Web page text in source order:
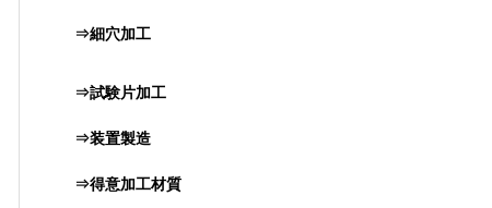
⇒細穴加工
⇒試験片加工
⇒装置製造
⇒得意加工材質